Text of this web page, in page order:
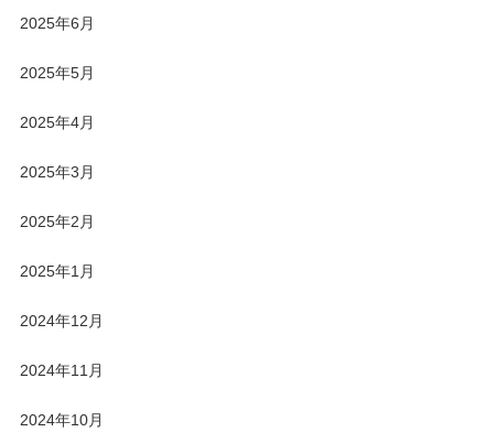
2025年6月
2025年5月
2025年4月
2025年3月
2025年2月
2025年1月
2024年12月
2024年11月
2024年10月